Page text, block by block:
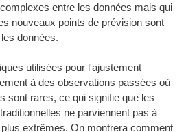
entre les données mais qui
nouveaux points de prévision sont
données.
utilisées pour l'ajustement
à des observations passées où
sont rares, ce qui signifie que les
ne parviennent pas à
extrêmes. On montrera comment